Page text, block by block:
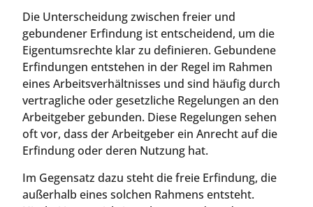
Die Unterscheidung zwischen freier und
gebundener Erfindung ist entscheidend, um die
Eigentumsrechte klar zu definieren. Gebundene
Erfindungen entstehen in der Regel im Rahmen
eines Arbeitsverhältnisses und sind häufig durch
vertragliche oder gesetzliche Regelungen an den
Arbeitgeber gebunden. Diese Regelungen sehen
oft vor, dass der Arbeitgeber ein Anrecht auf die
Erfindung oder deren Nutzung hat.
Im Gegensatz dazu steht die freie Erfindung, die
außerhalb eines solchen Rahmens entsteht.